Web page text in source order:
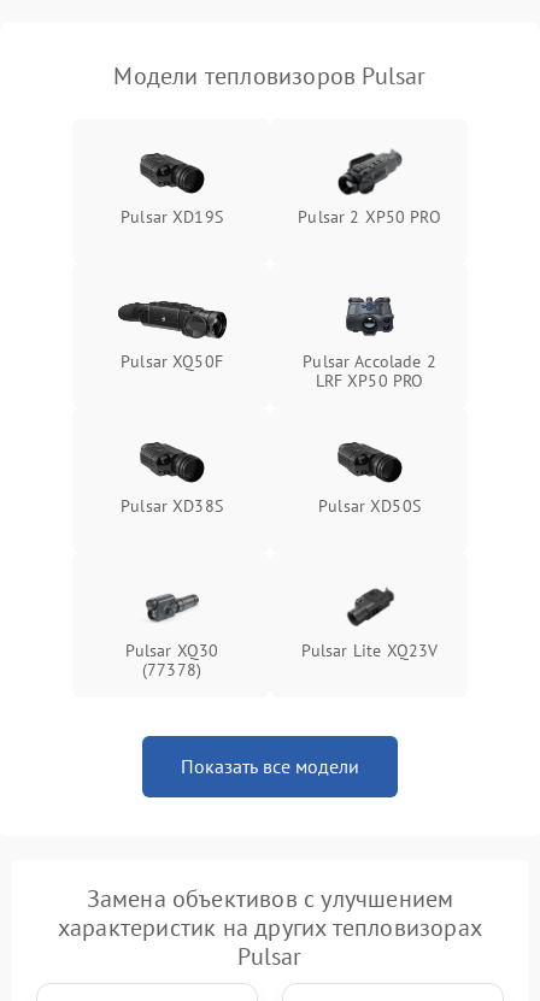
Модели тепловизоров Pulsar
Pulsar XD19S Pulsar 2 XP50 PRO
Pulsar XQ50F
Pulsar Accolade 2
LRF XP50 PRO
Pulsar XD38S Pulsar XD50S
Pulsar XQ30
(77378)
Pulsar Lite XQ23V
Показать все модели
Замена объективов с улучшением
характеристик на других тепловизорах
Pulsar